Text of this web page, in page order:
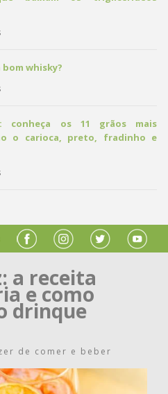
bom whisky?
conheça os 11 grãos mais
o carioca, preto, fradinho e
a receita
e como
drinque
de comer e beber